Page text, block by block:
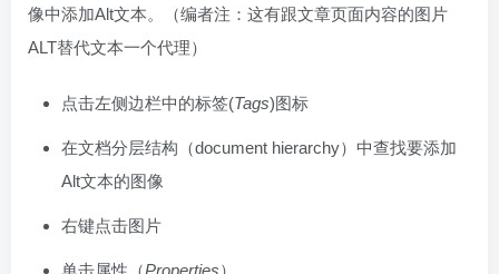
像中添加Alt文本。（编者注：这有跟文章页面内容的图片
ALT替代文本一个代理）
点击左侧边栏中的标签(Tags)图标
在文档分层结构（document hierarchy）中查找要添加
Alt文本的图像
右键点击图片
单击属性（Properties）